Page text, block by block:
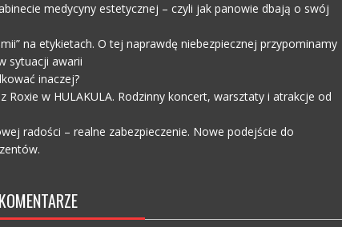
medycyny estetycznej – czyli jak panowie dbają o swój
na etykietach. O tej naprawdę niebezpiecznej przypominamy
sytuacji awarii
inaczej?
Roxie w HULAKULA. Rodzinny koncert, warsztaty i atrakcje od
radości – realne zabezpieczenie. Nowe podejście do